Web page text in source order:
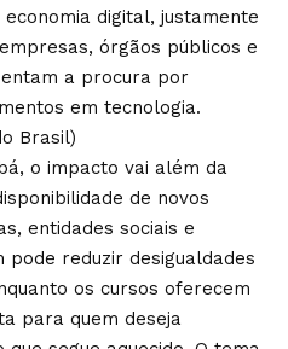
digital, justamente
órgãos públicos e
a procura por
em tecnologia.
Brasil)
o impacto vai além da
de novos
entidades sociais e
pode reduzir desigualdades
os cursos oferecem
para quem deseja